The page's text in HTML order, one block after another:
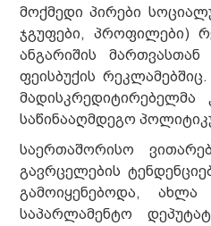
მოქმედი პირები
ჯგუფები, პროფილები)
ანგარიშის
ფეისბუქის
საწინააღმდეგო
საერთაშორისო
გავრცელების
გამოიყენებოდა,
საპარლამენტო